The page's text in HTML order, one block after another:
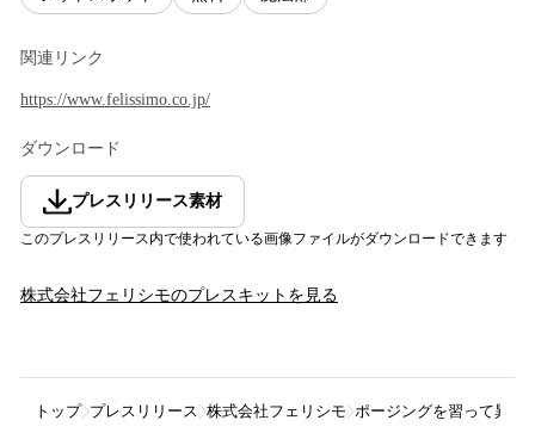
関連リンク
https://www.felissimo.co.jp/
ダウンロード
プレスリリース素材
このプレスリリース内で使われている画像ファイルがダウンロードできます
株式会社フェリシモのプレスキットを見る
トップ プレスリリース 株式会社フェリシモ ポージングを習って異世